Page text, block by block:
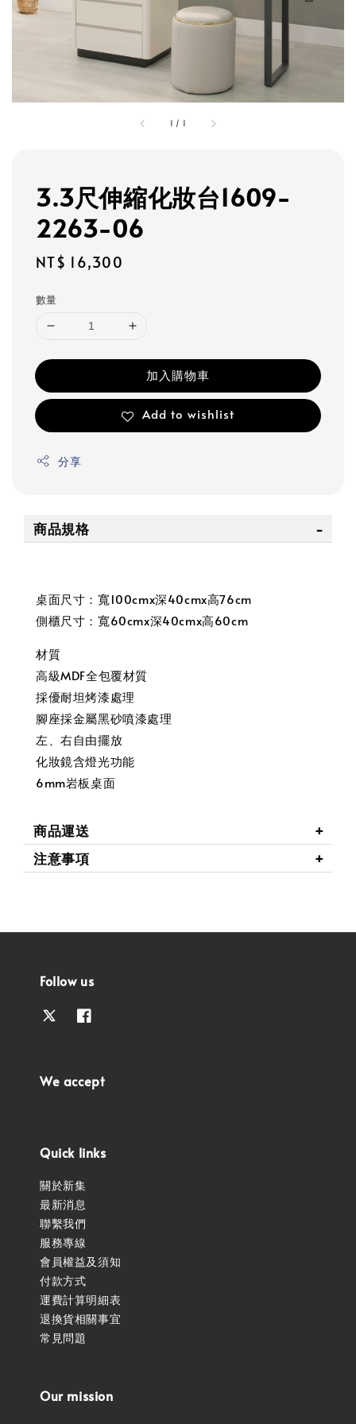
1 / 1
3.3尺伸縮化妝台1609-
2263-06
Regular
NT$ 16,300
數量
加入購物車
Add to wishlist
分享
商品規格
桌面尺寸：寬100cmx深40cmx高76cm
側櫃尺寸：寬60cmx深40cmx高60cm
材質
高級MDF全包覆材質
採優耐坦烤漆處理
腳座採金屬黑砂噴漆處理
左、右自由擺放
化妝鏡含燈光功能
6mm岩板桌面
商品運送
注意事項
Follow us
We accept
Quick links
關於新集
最新消息
聯繫我們
服務專線
會員權益及須知
付款方式
運費計算明細表
退換貨相關事宜
常見問題
Our mission